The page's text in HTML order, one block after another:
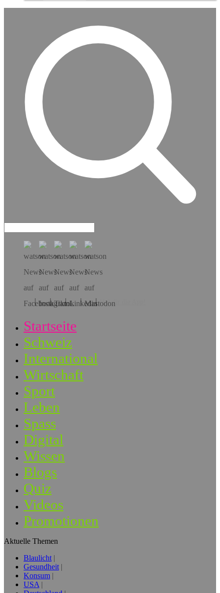
Hol dir die App!
Startseite
Schweiz
International
Wirtschaft
Sport
Leben
Spass
Digital
Wissen
Blogs
Quiz
Videos
Promotionen
Aktuelle Themen
Blaulicht
Gesundheit
Konsum
USA